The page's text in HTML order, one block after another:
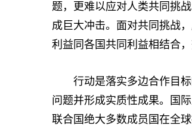
题，更难以应对人类共同挑
成巨大冲击。面对共同挑战
利益同各国共同利益相结合
行动是落实多边合作目标
问题并形成实质性成果。国
联合国绝大多数成员国在全